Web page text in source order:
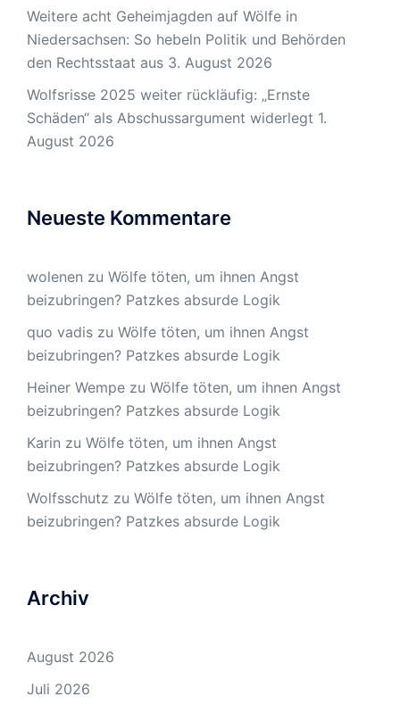
Weitere acht Geheimjagden auf Wölfe in
Niedersachsen: So hebeln Politik und Behörden
den Rechtsstaat aus 3. August 2026
Wolfsrisse 2025 weiter rückläufig: „Ernste
Schäden“ als Abschussargument widerlegt 1.
August 2026
Neueste Kommentare
wolenen zu Wölfe töten, um ihnen Angst
beizubringen? Patzkes absurde Logik
quo vadis zu Wölfe töten, um ihnen Angst
beizubringen? Patzkes absurde Logik
Heiner Wempe zu Wölfe töten, um ihnen Angst
beizubringen? Patzkes absurde Logik
Karin zu Wölfe töten, um ihnen Angst
beizubringen? Patzkes absurde Logik
Wolfsschutz zu Wölfe töten, um ihnen Angst
beizubringen? Patzkes absurde Logik
Archiv
August 2026
Juli 2026